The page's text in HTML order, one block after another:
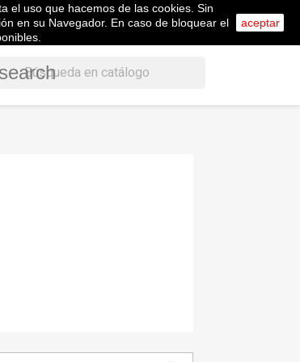
Iniciar sesión shopping_cart
Carrito(0)
search
el uso que hacemos de las cookies. Sin
en su Navegador. En caso de bloquear el
aceptar